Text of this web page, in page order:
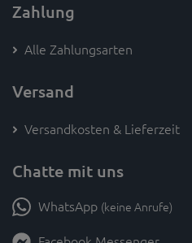
Zahlung
Alle Zahlungsarten
Versand
Versandkosten & Lieferzeit
Chatte mit uns
WhatsApp (keine Anrufe)